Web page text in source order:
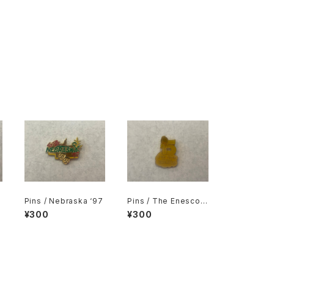
Pins / Nebraska ‘97
¥300
Pins / The Enesco P
recious Moments C
ollectors Club 5 ye
¥300